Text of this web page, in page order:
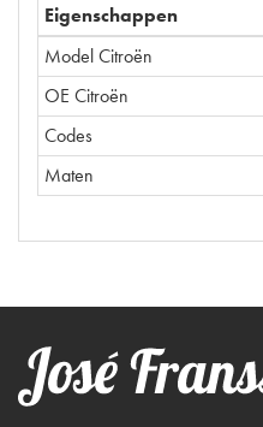
Eigenschappen
Model Citroën
OE Citroën
Codes
Maten